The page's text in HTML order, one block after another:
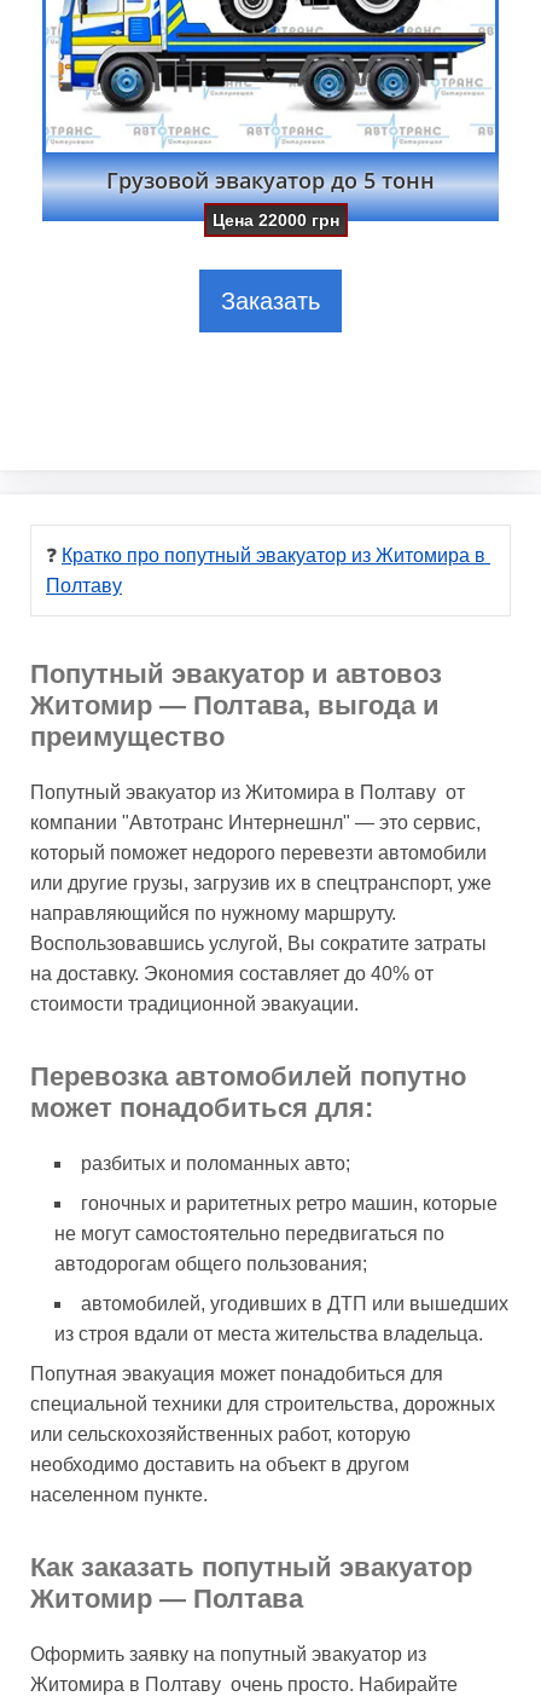
Грузовой эвакуатор до 5 тонн
Цена22000 грн
Заказать
❓ Кратко про попутный эвакуатор из Житомира в
Полтаву
Попутный эвакуатор и автовоз
Житомир — Полтава, выгода и
преимущество
Попутный эвакуатор из Житомира в Полтаву от
компании "Автотранс Интернешнл" — это сервис,
который поможет недорого перевезти автомобили
или другие грузы, загрузив их в спецтранспорт, уже
направляющийся по нужному маршруту.
Воспользовавшись услугой, Вы сократите затраты
на доставку. Экономия составляет до 40% от
стоимости традиционной эвакуации.
Перевозка автомобилей попутно
может понадобиться для:
разбитых и поломанных авто;
гоночных и раритетных ретро машин, которые
не могут самостоятельно передвигаться по
автодорогам общего пользования;
автомобилей, угодивших в ДТП или вышедших
из строя вдали от места жительства владельца.
Попутная эвакуация может понадобиться для
специальной техники для строительства, дорожных
или сельскохозяйственных работ, которую
необходимо доставить на объект в другом
населенном пункте.
Как заказать попутный эвакуатор
Житомир — Полтава
Оформить заявку на попутный эвакуатор из
Житомира в Полтаву очень просто. Набирайте